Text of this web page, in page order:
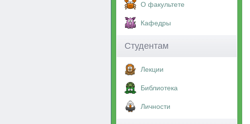
О факультете
Кафедры
Студентам
Лекции
Библиотека
Личности